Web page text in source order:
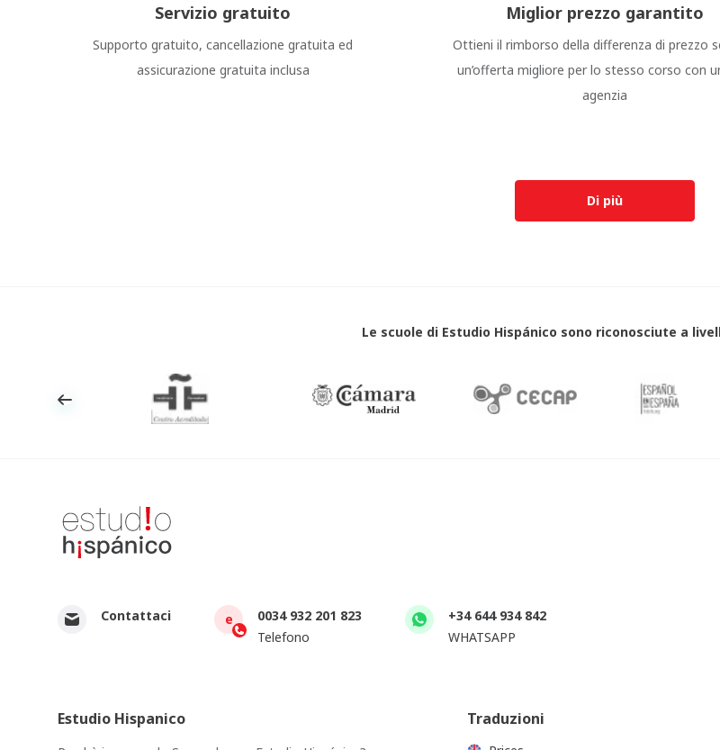
Servizio gratuito
Supporto gratuito, cancellazione gratuita ed
assicurazione gratuita inclusa
Miglior prezzo garantito
Ottieni il rimborso della differenza di prezzo
un’offerta migliore per lo stesso corso con
agenzia
Di più
Le scuole di Estudio Hispánico sono riconosciute a
Contattaci e
0034 932 201 823
Telefono
+34 644 934 842
WHATSAPP
Estudio Hispanico Traduzioni